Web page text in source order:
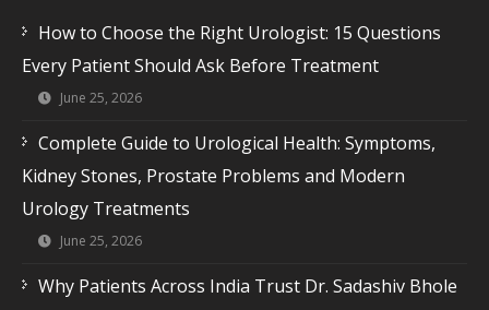
How to Choose the Right Urologist: 15 Questions
Every Patient Should Ask Before Treatment
June 25, 2026
Complete Guide to Urological Health: Symptoms,
Kidney Stones, Prostate Problems and Modern
Urology Treatments
June 25, 2026
Why Patients Across India Trust Dr. Sadashiv Bhole